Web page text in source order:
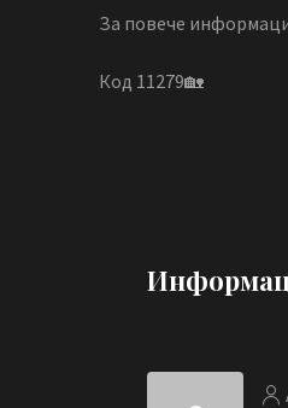
За повече
Код 11279🏡